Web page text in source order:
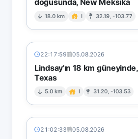
18.0 km I 32.19, -103.77
22:17:59 05.08.2026
Lindsay'ın 18 km güneyinde,
Texas
5.0 km I 31.20, -103.53
21:02:33 05.08.2026